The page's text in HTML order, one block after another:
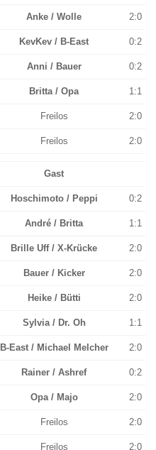
Anke / Wolle 2:0
KevKev / B-East 0:2
Anni / Bauer 0:2
Britta / Opa 1:1
Freilos 2:0
Freilos 2:0
Gast
Hoschimoto / Peppi 0:2
André / Britta 1:1
Brille Uff / X-Krücke 2:0
Bauer / Kicker 2:0
Heike / Bütti 2:0
Sylvia / Dr. Oh 1:1
B-East / Michael Melcher 2:0
Rainer / Ashref 0:2
Opa / Majo 2:0
Freilos 2:0
Freilos 2:0